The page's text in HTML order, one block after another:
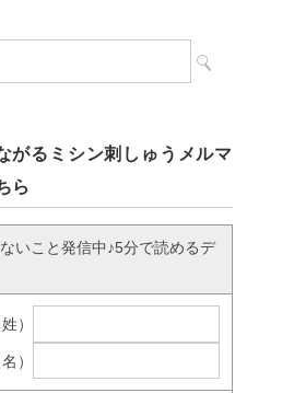
がるミシン刺しゅうメルマ
ら
いこと発信中♪5分で読めるデ
姓）
名）